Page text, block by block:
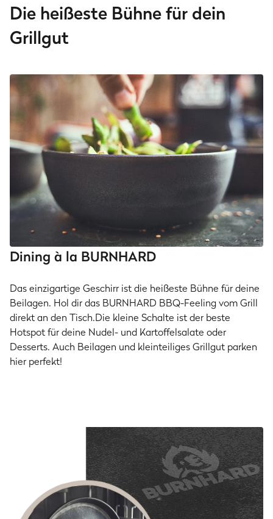
Die heißeste Bühne für dein
Grillgut
Dining à la BURNHARD
Das einzigartige Geschirr ist die heißeste Bühne für deine
Beilagen. Hol dir das BURNHARD BBQ-Feeling vom Grill
direkt an den Tisch.Die kleine Schalte ist der beste
Hotspot für deine Nudel- und Kartoffelsalate oder
Desserts. Auch Beilagen und kleinteiliges Grillgut parken
hier perfekt!